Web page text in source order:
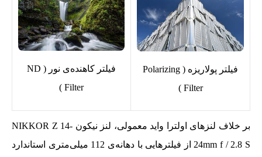
فیلتر پولاریزه ( Polarizing
Filter )
فیلتر کاهنده‌ی نور ( ND
Filter )
بر خلاف لنزهای اولترا واید معمولی، لنز نیکون NIKKOR Z 14-
24mm f / 2.8 S از فیلترهایی با دهانه‌ی 112 میلی‌متری استاندارد